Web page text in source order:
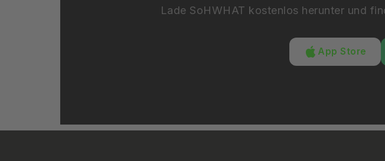
Lade SoHWHAT kostenlos herunter und
App Store